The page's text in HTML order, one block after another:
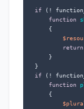
if (!
function
{
return
    }
if (!
function
{